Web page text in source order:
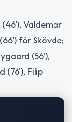
Valdemar
för Skövde;
(56'),
(76'), Filip